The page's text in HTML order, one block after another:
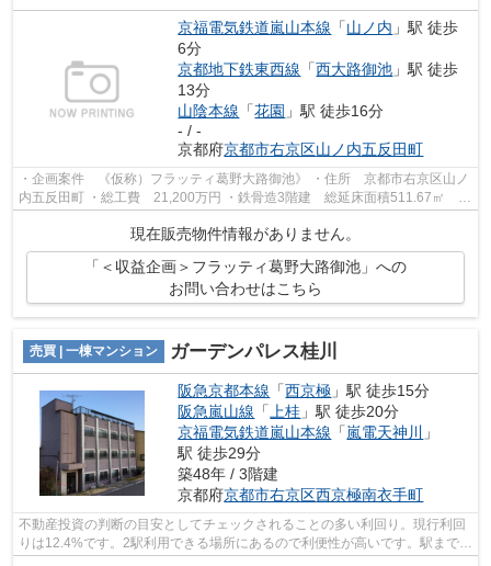
京福電気鉄道嵐山本線 「山ノ内 」駅 徒歩
6分
京都地下鉄東西線 「西大路御池 」駅 徒歩
13分
山陰本線 「花園 」駅 徒歩16分
- / -
京都府京都市右京区山ノ内五反田町
・企画案件 《仮称）フラッティ葛野大路御池》 ・住所 京都市右京区山ノ
内五反田町 ・総工費 21,200万円 ・鉄骨造3階建 総延床面積511.67㎡ 全
15戸 ・想定利回り6.11％ ♪収益物...
現在販売物件情報がありません。
「＜収益企画＞フラッティ葛野大路御池」への
お問い合わせはこちら
売買 | 一棟マンション ガーデンパレス桂川
阪急京都本線 「西京極 」駅 徒歩15分
阪急嵐山線 「上桂 」駅 徒歩20分
京福電気鉄道嵐山本線 「嵐電天神川
」
駅 徒歩29分
築48年 / 3階建
京都府京都市右京区西京極南衣手町
不動産投資の判断の目安としてチェックされることの多い利回り。現行利回
りは12.4%です。2駅利用できる場所にあるので利便性が高いです。駅まで徒